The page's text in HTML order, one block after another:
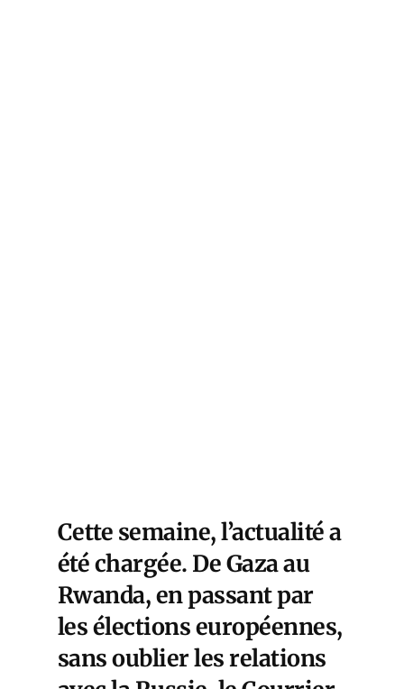
Cette semaine, l’actualité a
été chargée. De Gaza au
Rwanda, en passant par
les élections européennes,
sans oublier les relations